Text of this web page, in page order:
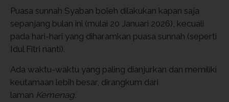
Puasa sunnah Syaban boleh dilakukan kapan saja
sepanjang bulan ini (mulai 20 Januari 2026), kecuali
pada hari-hari yang diharamkan puasa sunnah (seperti
Idul Fitri nanti).
Ada waktu-waktu yang paling dianjurkan dan memiliki
keutamaan lebih besar, dirangkum dari
laman Kemenag.